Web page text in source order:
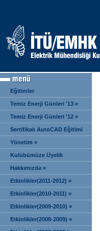
Eğitimler
Temiz Enerji Günleri '13 »
Temiz Enerji Günleri '12 »
Sertifikalı AutoCAD Eğitimi
Yönetim »
Kulübümüze Üyelik
Hakkımızda »
Etkinlikler(2011-2012) »
Etkinlikler(2010-2011) »
Etkinlikler(2009-2010) »
Etkinlikler(2008-2009) »